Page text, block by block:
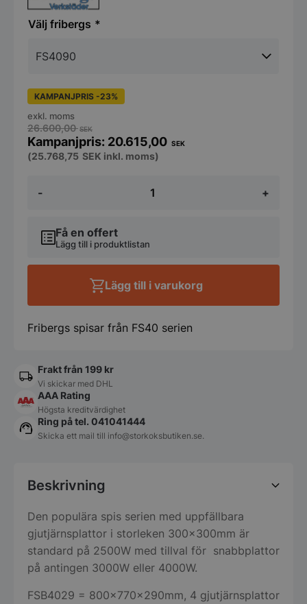
fribergs
-
olika
modeller
+
KAMPANJPRIS -23%
26.600,00SEK
20.615,00 SEK
exkl. moms
(25.768,75 SEK inkl. moms)
Få en offert
Lägg till i produktlistan
Lägg till i varukorg
Fribergs spisar från FS40 serien
Frakt från 199 kr
Vi skickar med DHL
AAA Rating
Högsta kreditvärdighet
Ring på tel. 041041444
Skicka ett mail till info@storkoksbutiken.se.
Beskrivning
Den populära spis serien med uppfällbara
gjutjärnsplattor i storleken 300x300mm är
standard på 2500W med tillval för snabbplattor
på antingen 3000W eller 4000W.
FSB4029 = 800x770x290mm, 4 gjutjärnsplattor